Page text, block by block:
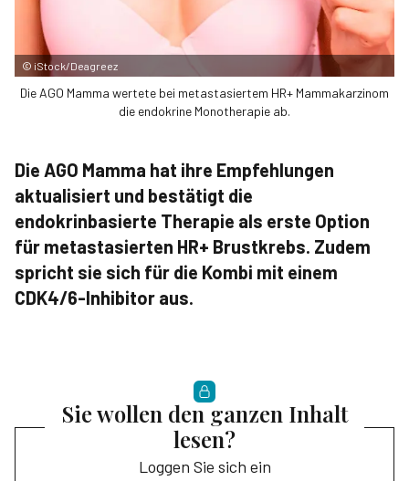
© iStock/Deagreez
Die AGO Mamma wertete bei metastasiertem HR+ Mammakarzinom
die endokrine Monotherapie ab.
Die AGO Mamma hat ihre Empfehlungen
aktualisiert und bestätigt die
endokrinbasierte Therapie als erste Option
für metastasierten HR+ Brustkrebs. Zudem
spricht sie sich für die Kombi mit einem
CDK4/6-Inhibitor aus.
Sie wollen den ganzen Inhalt
lesen?
Loggen Sie sich ein